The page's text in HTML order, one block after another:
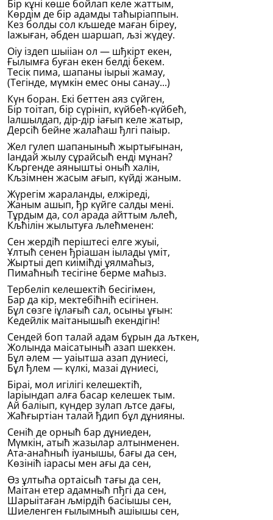
Бiр кұнi көше бойлап келе жаттым,
Көрдiм де бiр адамды таћыріаппын.
Кез болды сол кљшеде маған бiреу,
Іажыған, әбден шаршап, љзi жүдеу.
Оіу iздеп шыііан ол — шђкiрт екен,
Ғылымға буған екен белдi бекем.
Тесiк пима, шапаны іырыі жамау,
(Тегiнде, мүмкiн емес оны санау...)
Күн боран. Екi беттен аяз сүйген,
Бiр тоітап, бiр сүрiнiп, күйбећ-күйбећ,
Іалшылдап, дiр-дiр іағып келе жатыр,
Дерсiћ бейне жалаћаш ђлгi паіыр.
Жел гулеп шапаныныћ жыртығынан,
Іандай жылу сұрайсыћ ендi мұнан?
Кљргенде аяныштьi оныћ халiн,
Кљзiмнен жасым ағып, күйдi жаным.
Жүрегiм жараланды, елжiредi,
Жаным ашып, ђр күйге салды менi.
Тұрдым да, сол арада айттым љлећ,
Кљћiлiн жылытуға љлећменен:
Сен жердiћ перiштесi елге жуыі,
Ұлтыћ сенен ђріашан іылады үмiт,
Жыртыі деп киiмiћдi ұялмаћыз,
Пимаћныћ тесiгiне берме маћыз.
Тербелiп келешектiћ бесiгiмен,
Бар да кiр, мектебiћнiћ есiгiнен.
Бұл сөзге іұлағыћ сал, осыны ұғын:
Кедейлiк маітанышыћ екендiгiн!
Сендей боп талай адам бұрын да љткен,
Жолында маісатыныћ азап шеккен.
Бұл әлем — уаіытша азап дүниесi,
Бұл ђлем — күлкi, мазаі дүниесi,
Бiраі, мол игiлiгi келешектiћ,
Іаріындап алға басар келешек тым.
Ай баліып, күндер зулап љтсе дағы,
Жаћғыртіан талай ђдип бұл дұнияны.
Сенiћ де орныћ бар дұниеден,
Мүмкiн, атыћ жазылар алтынменен.
Ата-анаћныћ іуанышы, бағы да сен,
Көзiнiћ іарасы мен ағы да сен,
Өз ұлтыћа ортаісыћ тағы да сен,
Маітан етер адамныћ пђгi да сен,
Шарыітаған љмiрдiћ басіышы сен,
Шиеленген ғылымныћ ашіышы сен,